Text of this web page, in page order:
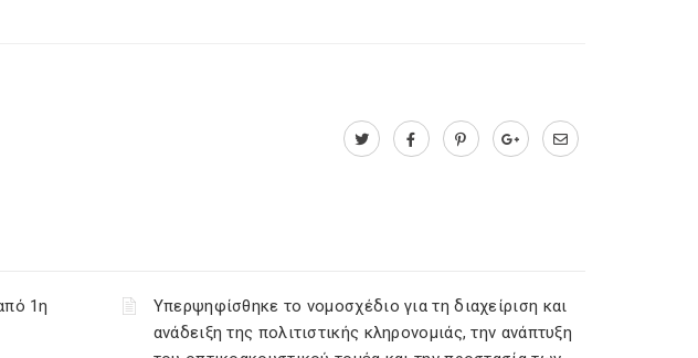
1η
Υπερψηφίσθηκε το νομοσχέδιο για τη διαχείριση και
ανάδειξη της πολιτιστικής κληρονομιάς, την ανάπτυξη